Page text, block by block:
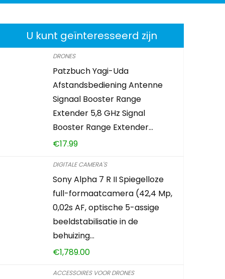
U kunt geïnteresseerd zijn
DRONES
Patzbuch Yagi-Uda
Afstandsbediening Antenne
Signaal Booster Range
Extender 5,8 GHz Signal
Booster Range Extender…
€17.99
DIGITALE CAMERA'S
Sony Alpha 7 R II Spiegelloze
full-formaatcamera (42,4 Mp,
0,02s AF, optische 5-assige
beeldstabilisatie in de
behuizing…
€1,789.00
ACCESSOIRES VOOR DRONES